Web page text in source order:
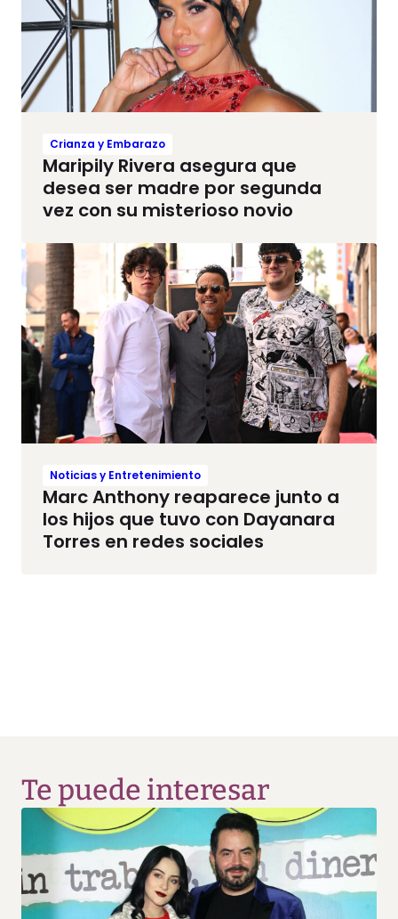
Crianza y Embarazo
Maripily Rivera asegura que
desea ser madre por segunda
vez con su misterioso novio
Noticias y Entretenimiento
Marc Anthony reaparece junto a
los hijos que tuvo con Dayanara
Torres en redes sociales
Te puede interesar